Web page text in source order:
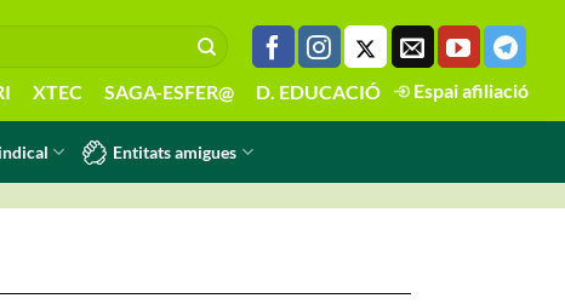
XTEC SAGA-ESFER@ D. EDUCACIÓ Espai afiliació
Entitats amigues